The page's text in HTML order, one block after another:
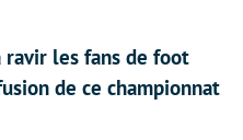
ravir les fans de foot
de ce championnat